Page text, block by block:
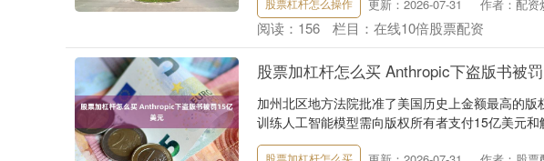
股票杠杆怎么操作 更新：2026-07-31 作者：配资
阅读： 156 栏目： 在线10倍股票配资
股票加杠杆怎么买 Anthropic下盗版书被
加州北区地方法院批准了美国历史上金额最高的
训练人工智能模型需向版权所有者支付15亿美元
股票加杠杆怎么买